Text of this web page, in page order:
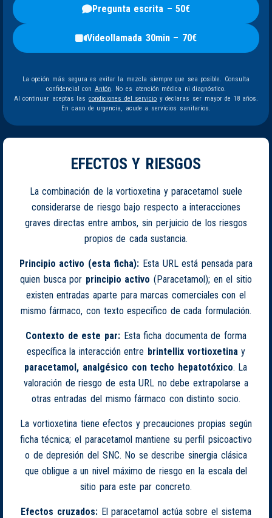
Pregunta escrita – 50€
Videollamada 30min – 70€
La opción más segura es evitar la mezcla siempre que sea posible. Consulta
confidencial con Antón. No es atención médica ni diagnóstico.
Al continuar aceptas las condiciones del servicio y declaras ser mayor de 18 años.
En caso de urgencia, acude a servicios sanitarios.
EFECTOS Y RIESGOS
La combinación de la vortioxetina y paracetamol suele
considerarse de riesgo bajo respecto a interacciones
graves directas entre ambos, sin perjuicio de los riesgos
propios de cada sustancia.
Principio activo (esta ficha): Esta URL está pensada para
quien busca por principio activo (Paracetamol); en el sitio
existen entradas aparte para marcas comerciales con el
mismo fármaco, con texto específico de cada formulación.
Contexto de este par:Esta ficha documenta de forma
específica la interacción entre brintellix vortioxetinay
paracetamol, analgésico con techo hepatotóxico. La
valoración de riesgo de esta URL no debe extrapolarse a
otras entradas del mismo fármaco con distinto socio.
La vortioxetina tiene efectos y precauciones propias según
ficha técnica; el paracetamol mantiene su perfil psicoactivo
o de depresión del SNC. No se describe sinergia clásica
que obligue a un nivel máximo de riesgo en la escala del
sitio para este par concreto.
Efectos cruzados: El paracetamol actúa sobre el sistema